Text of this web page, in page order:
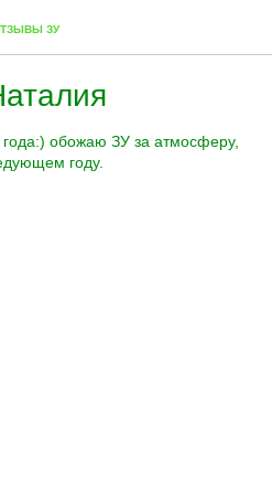
ЗУ
обожаю ЗУ за атмосферу,
году.